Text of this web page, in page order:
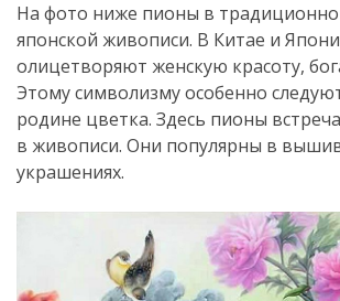
На фото ниже пионы в
японской живописи. В Китае и
олицетворяют женскую красоту,
Этому символизму особенно
родине цветка. Здесь пионы
в живописи. Они популярны в
украшениях.